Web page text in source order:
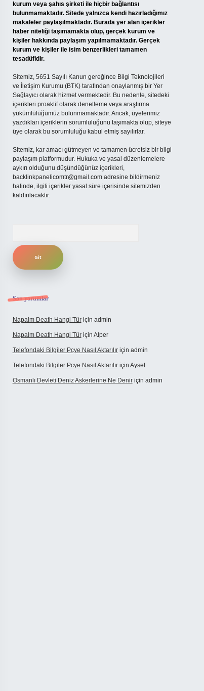
kurum veya şahıs şirketi ile hiçbir bağlantısı
bulunmamaktadır. Sitede yalnızca kendi hazırladığımız
makaleler paylaşılmaktadır. Burada yer alan içerikler
haber niteliği taşımamakta olup, gerçek kurum ve
kişiler hakkında paylaşım yapılmamaktadır. Gerçek
kurum ve kişiler ile isim benzerlikleri tamamen
tesadüfidir.
Sitemiz, 5651 Sayılı Kanun gereğince Bilgi Teknolojileri
ve İletişim Kurumu (BTK) tarafından onaylanmış bir Yer
Sağlayıcı olarak hizmet vermektedir. Bu nedenle, sitedeki
içerikleri proaktif olarak denetleme veya araştırma
yükümlülüğümüz bulunmamaktadır. Ancak, üyelerimiz
yazdıkları içeriklerin sorumluluğunu taşımakta olup, siteye
üye olarak bu sorumluluğu kabul etmiş sayılırlar.
Sitemiz, kar amacı gütmeyen ve tamamen ücretsiz bir bilgi
paylaşım platformudur. Hukuka ve yasal düzenlemelere
aykırı olduğunu düşündüğünüz içerikleri,
backlinkpanelicomtr@gmail.comadresine bildirmeniz
halinde, ilgili içerikler yasal süre içerisinde sitemizden
kaldırılacaktır.
Son yorumlar
Napalm Death Hangi Türiçin admin
Napalm Death Hangi Türiçin Alper
Telefondaki Bilgiler Pcye Nasıl Aktarılıriçin admin
Telefondaki Bilgiler Pcye Nasıl Aktarılıriçin Aysel
Osmanlı Devleti Deniz Askerlerine Ne Deniriçin admin